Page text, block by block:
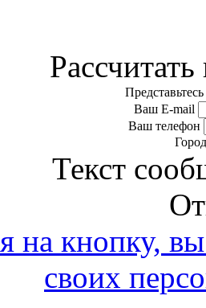
Представьтесь
Ваш E-mail
Ваш телефон
Город
Текст
кнопку, вы
своих